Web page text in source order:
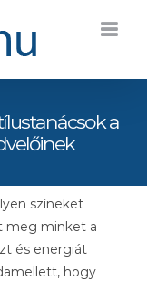
a
színeket
meg minket a
és energiát
hogy